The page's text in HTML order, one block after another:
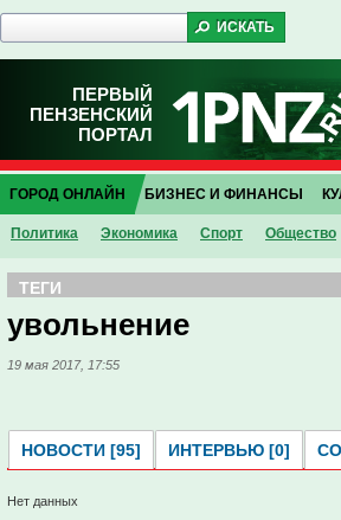
ПЕРВЫЙ
ПЕНЗЕНСКИЙ
ПОРТАЛ
ГОРОД ОНЛАЙН
Политика Экономика Спорт Общество
БИЗНЕС И ФИНАНСЫ
ТЕГИ
увольнение
19 мая 2017, 17:55
НОВОСТИ [95] ИНТЕРВЬЮ [0]
Нет данных